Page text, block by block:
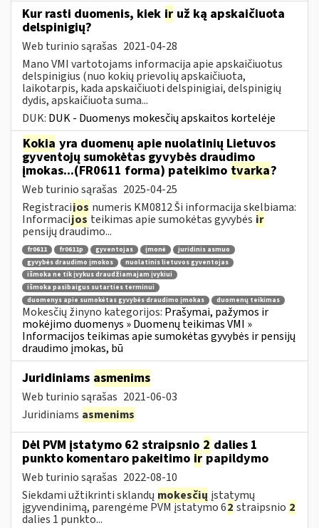
Kur rasti duomenis, kiek ir už ką apskaičiuota
delspinigių?
Web turinio sąrašas 2021-04-28
Mano VMI vartotojams informacija apie apskaičiuotus
delspinigius (nuo kokių prievolių apskaičiuota,
laikotarpis, kada apskaičiuoti delspinigiai, delspinigių
dydis, apskaičiuota suma...
DUK: DUK - Duomenys mokesčių apskaitos kortelėje
Kokia yra duomenų apie nuolatinių Lietuvos
gyventojų sumokėtas gyvybės draudimo
įmokas...(FR0611 forma) pateikimo tvarka?
Web turinio sąrašas 2025-04-25
Registracijos numeris KM0812 Ši informacija skelbiama:
Informacijosteikimas apie sumokėtas gyvybės ir
pensijų draudimo...
fr0611 fr0611p gyventojas įmonė
juridinis asmuo
gyvybės draudimo įmokos
nuolatinis lietuvos gyventojas
išmoka ne tik įvykus draudžiamajam įvykiui
išmoka pasibaigus sutarties terminui
duomenys apie sumokėtas gyvybės draudimo įmokas
duomenų teikimas
Mokesčių žinyno kategorijos: Prašymai, pažymos ir
mokėjimo duomenys » Duomenų teikimas VMI »
Informacijos teikimas apie sumokėtas gyvybės ir pensijų
draudimo įmokas, bū
Juridiniams asmenims
Web turinio sąrašas 2021-06-03
Juridiniams asmenims
Dėl PVM įstatymo 62 straipsnio 2 dalies 1
punkto komentaro pakeitimo irpapildymo
Web turinio sąrašas 2022-08-10
Siekdami užtikrinti sklandų mokesčių įstatymų
įgyvendinimą, parengėme PVM įstatymo 62 straipsnio 2
dalies 1 punkto...